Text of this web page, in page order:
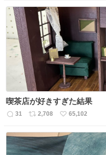
数
ス
数
数
喫茶店が好きすぎた結果
返
数
31
リ
ス
ト
2,708
い
ね
数
65,102